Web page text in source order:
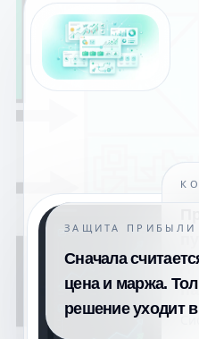
ЗАЩИТА ПРИБЫЛИ
Сначала
цена и маржа.
решение уходит